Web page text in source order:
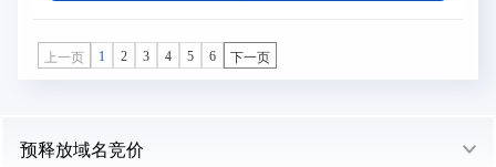
上一页 1 2 3 4 5 6 下一页
预释放域名竞价